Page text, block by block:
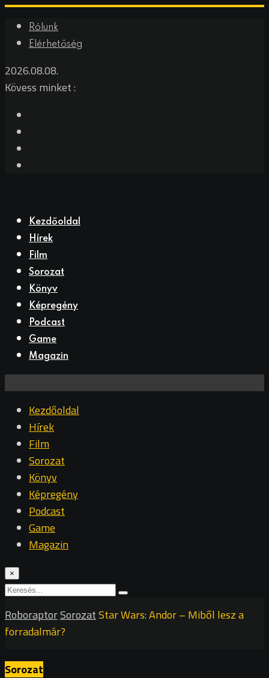
Rólunk
Elérhetőség
2026.08.08.
Kövess minket :
Kezdőoldal
Hírek
Film
Sorozat
Könyv
Képregény
Podcast
Game
Magazin
Kezdőoldal
Hírek
Film
Sorozat
Könyv
Képregény
Podcast
Game
Magazin
×
RoboraptorSorozatStar Wars: Andor – Miből lesz a
forradalmár?
Sorozat